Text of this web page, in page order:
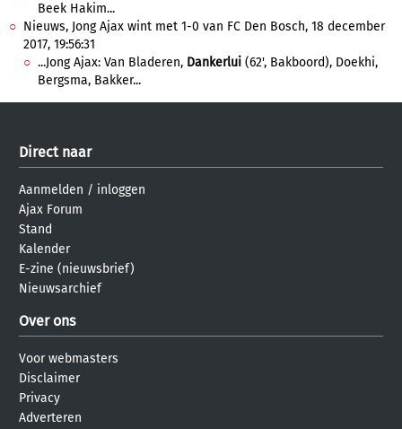
Beek Hakim...
Nieuws, Jong Ajax wint met 1-0 van FC Den Bosch, 18 december
2017, 19:56:31
...Jong Ajax: Van Bladeren, Dankerlui (62', Bakboord), Doekhi,
Bergsma, Bakker...
Direct naar
Aanmelden / inloggen
Ajax Forum
Stand
Kalender
E-zine (nieuwsbrief)
Nieuwsarchief
Over ons
Voor webmasters
Disclaimer
Privacy
Adverteren